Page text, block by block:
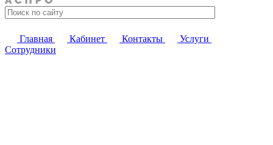
Главная Кабинет Контакты
Услуги
Сотрудники